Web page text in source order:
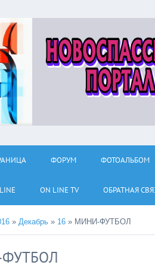
ФОРУМ ФОТОАЛЬБОМ
ON LINE TV ОБРАТНАЯ
» Декабрь » 16 » МИНИ-ФУТБОЛ